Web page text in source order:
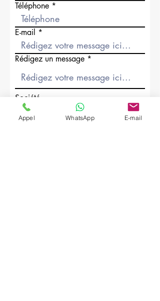
Téléphone
E-mail
Rédigez un message
Société
Appel WhatsApp E-mail